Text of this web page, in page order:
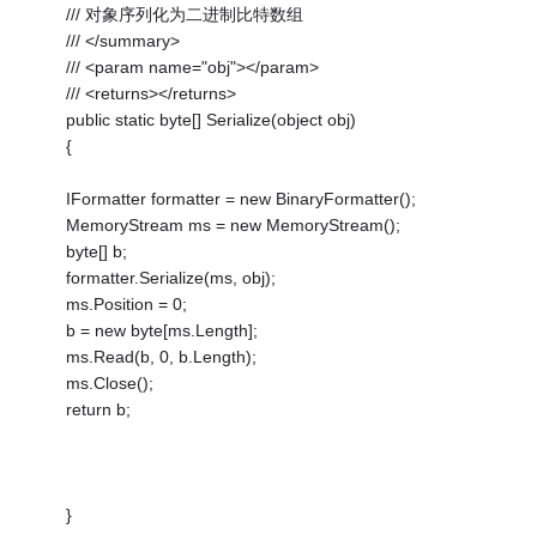
/// 对象序列化为二进制比特数组
/// </summary>
/// <param name="obj"></param>
/// <returns></returns>
public static byte[] Serialize(object obj)
{
IFormatter formatter = new BinaryFormatter();
MemoryStream ms = new MemoryStream();
byte[] b;
formatter.Serialize(ms, obj);
ms.Position = 0;
b = new byte[ms.Length];
ms.Read(b, 0, b.Length);
ms.Close();
return b;
}